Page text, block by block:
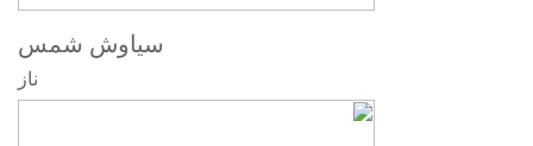
سیاوش شمس
ناز